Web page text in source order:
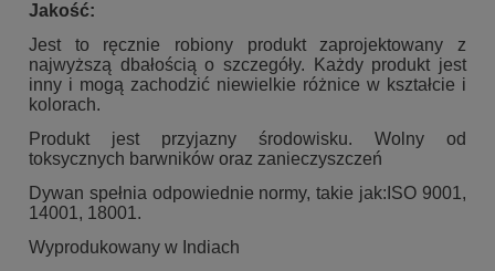
Jakość:
Jest to ręcznie robiony produkt zaprojektowany z
najwyższą dbałością o szczegóły. Każdy produkt jest
inny i mogą zachodzić niewielkie różnice w kształcie i
kolorach.
Produkt jest przyjazny środowisku. Wolny od
toksycznych barwników oraz zanieczyszczeń
Dywan spełnia odpowiednie normy, takie jak:ISO 9001,
14001, 18001.
Wyprodukowany w Indiach